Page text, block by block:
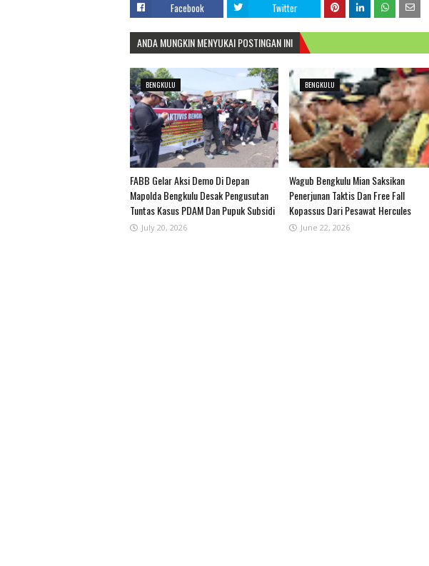
Facebook Twitter
ANDA MUNGKIN MENYUKAI POSTINGAN INI
BENGKULU
FABB Gelar Aksi Demo Di Depan
Mapolda Bengkulu Desak Pengusutan
Tuntas Kasus PDAM Dan Pupuk Subsidi
July 20, 2026
BENGKULU
Wagub Bengkulu Mian Saksikan
Penerjunan Taktis Dan Free Fall
Kopassus Dari Pesawat Hercules
June 22, 2026